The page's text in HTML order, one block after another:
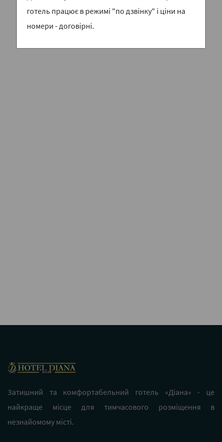
Затишний та комфортабельний готель «Діана» - це
найкраще місце для тимчасового розміщення в
незнайомому місті.
готель працює в режимі "по дзвінку" і ціни на
номери - договірні.